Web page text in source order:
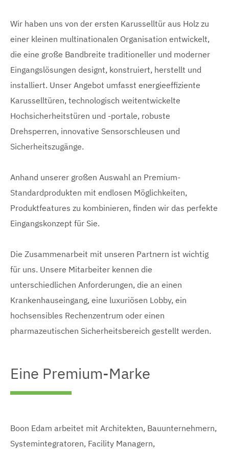
Wir haben uns von der ersten Karusselltür aus Holz zu
einer kleinen multinationalen Organisation entwickelt,
die eine große Bandbreite traditioneller und moderner
Eingangslösungen designt, konstruiert, herstellt und
installiert. Unser Angebot umfasst energieeffiziente
Karusselltüren, technologisch weitentwickelte
Hochsicherheitstüren und -portale, robuste
Drehsperren, innovative Sensorschleusen und
Sicherheitszugänge.
Anhand unserer großen Auswahl an Premium-
Standardprodukten mit endlosen Möglichkeiten,
Produktfeatures zu kombinieren, finden wir das perfekte
Eingangskonzept für Sie.
Die Zusammenarbeit mit unseren Partnern ist wichtig
für uns. Unsere Mitarbeiter kennen die
unterschiedlichen Anforderungen, die an einen
Krankenhauseingang, eine luxuriösen Lobby, ein
hochsensibles Rechenzentrum oder einen
pharmazeutischen Sicherheitsbereich gestellt werden.
Eine Premium-Marke
Boon Edam arbeitet mit Architekten, Bauunternehmern,
Systemintegratoren, Facility Managern,